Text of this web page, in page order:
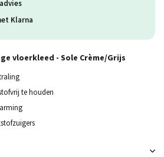
Klarna
vloerkleed - Sole Crème/Grijs
te houden